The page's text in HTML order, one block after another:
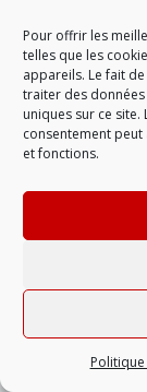
Pour offrir les
telles que les
appareils. Le fait
traiter des
uniques sur ce
consentement
et fonctions.
LAISSER UN